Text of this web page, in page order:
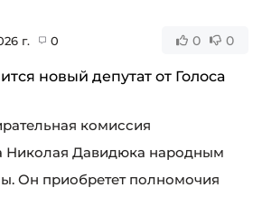
г. 0 0 0
комиссия
Николая Давидюка народным
Он приобретет полномочия